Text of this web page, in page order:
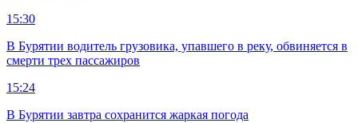
15:30
В Бурятии водитель грузовика, упавшего в реку, обвиняется в
смерти трех пассажиров
15:24
В Бурятии завтра сохранится жаркая погода